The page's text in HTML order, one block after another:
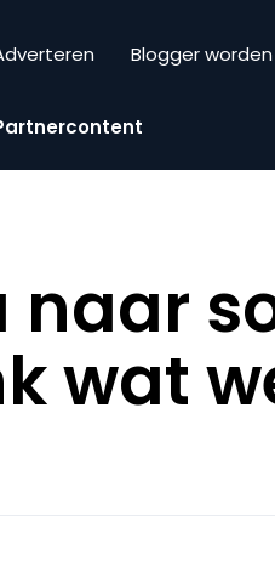
Blogger worden
naar
wat